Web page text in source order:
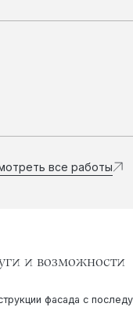
все работы
и возможности
фасада с